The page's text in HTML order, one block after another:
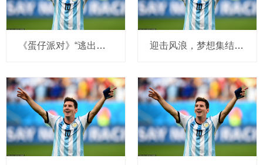
《蛋仔派对》“逃出惊魂夜”又添新成员！新增追捕者 迎击风浪，梦想集结！《第五人格》佣兵电竞系列